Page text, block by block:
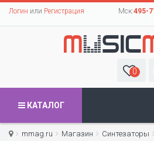
Логин или Регистрация Мск:495-
0
КАТАЛОГ
mmag.ru Магазин Синтезаторы